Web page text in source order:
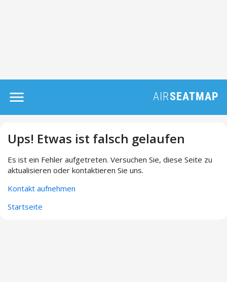
Ups! Etwas ist falsch gelaufen
Es ist ein Fehler aufgetreten. Versuchen Sie, diese Seite zu
aktualisieren oder kontaktieren Sie uns.
Kontakt aufnehmen
Startseite